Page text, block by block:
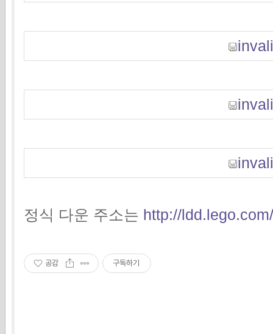
정식 다운 주소는 http://
공감 구독하기